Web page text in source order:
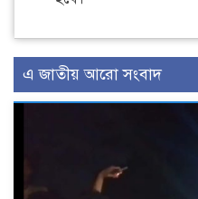
এ জাতীয় আরো সংবাদ